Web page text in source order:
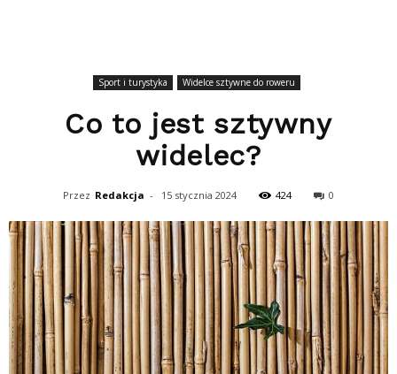
Sport i turystyka Widelce sztywne do roweru
Co to jest sztywny
widelec?
Przez Redakcja - 15 stycznia 2024 424 0